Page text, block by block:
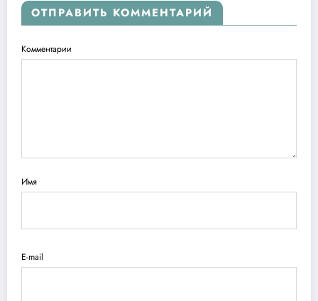
ОТПРАВИТЬ КОММЕНТАРИЙ
Комментарии
Имя
E-mail